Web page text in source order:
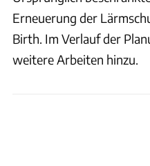
Erneuerung der
Birth. Im Verlauf der
weitere Arbeiten hinzu.